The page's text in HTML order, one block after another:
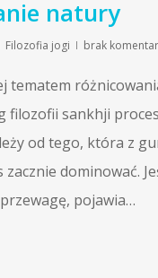
natury
Filozofia jogi brak
tematem
filozofii sankhji proces
od tego, która z
zacznie dominować.
pojawia…